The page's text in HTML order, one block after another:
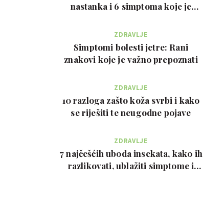
nastanka i 6 simptoma koje je
ZDRAVLJE
Simptomi bolesti jetre: Rani
znakovi koje je važno prepoznati
ZDRAVLJE
10 razloga zašto koža svrbi i kako
se riješiti te neugodne pojave
ZDRAVLJE
7 najčešćih uboda insekata, kako ih
razlikovati, ublažiti simptome i